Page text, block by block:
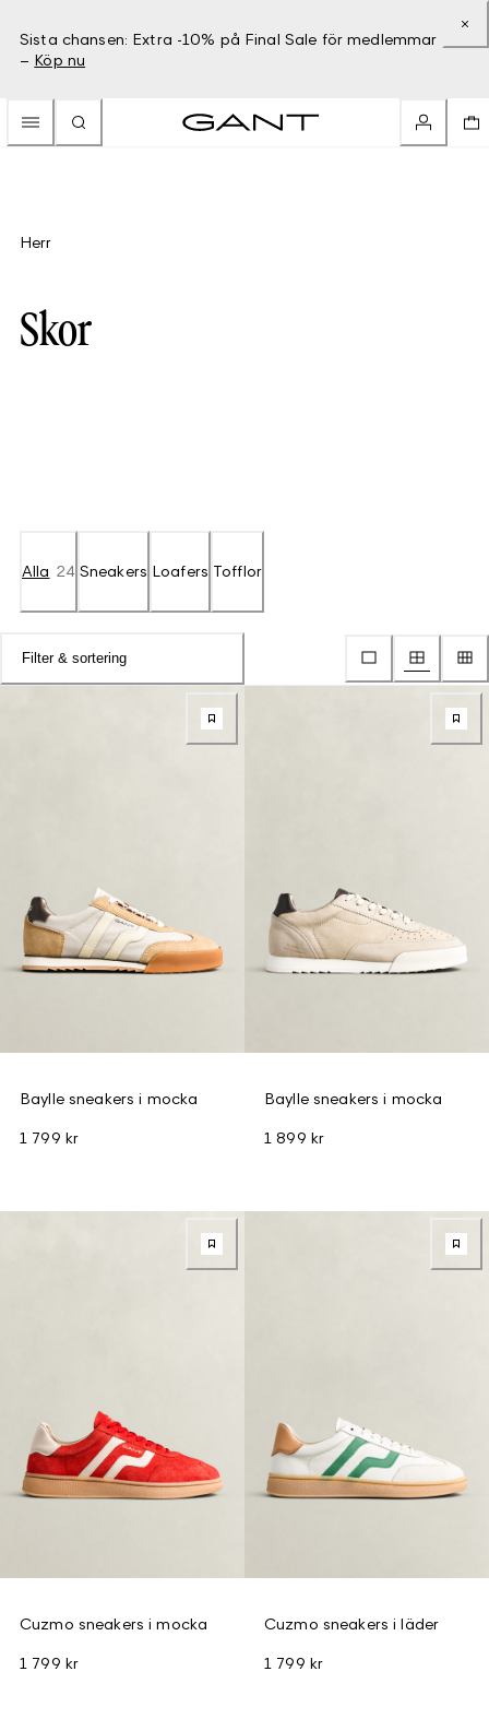
Sista chansen: Extra -10% på Final Sale för medlemmar
– Köp nu
Herr
Skor
Alla 24 Sneakers Loafers Tofflor
Filter & sortering
Baylle sneakers i mocka
1 799 kr
Baylle sneakers i mocka
1 899 kr
Cuzmo sneakers i mocka
1 799 kr
Cuzmo sneakers i läder
1 799 kr